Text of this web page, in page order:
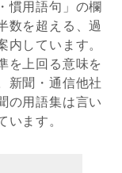
慣用語句」の欄
数を超える、過
しています。
を上回る意味を
新聞・通信他社
の用語集は言い
ます。